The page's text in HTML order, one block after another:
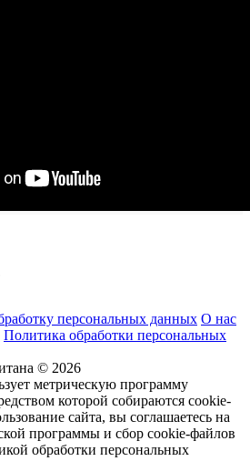
персональных данных О нас
Политика обработки персональных
© 2026
метрическую программу
которой собираются cookie-
сайта, вы соглашаетесь на
программы и сбор cookie-файлов
обработки персональных